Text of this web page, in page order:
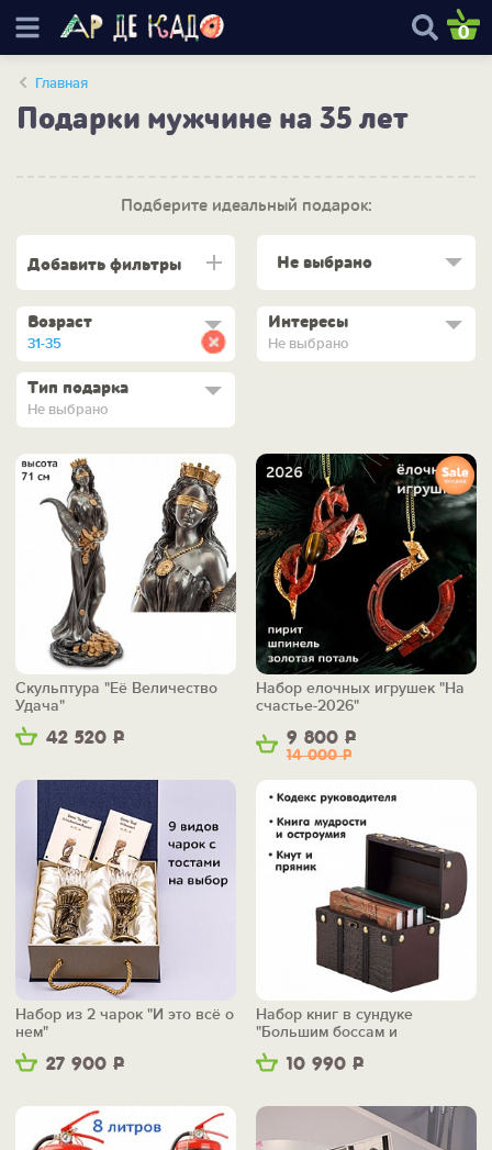
0
Главная
Подарки мужчине на 35 лет
Подберите идеальный подарок:
Добавить фильтры Не выбрано
Возраст
31-35
Интересы
Не выбрано
Тип подарка
Не выбрано
42 520 Р
Скульптура "Её Величество
Удача"
9 800 Р
14 000Р
Набор елочных игрушек "На
счастье-2026"
27 900 Р
Набор из 2 чарок "И это всё о
нем"
10 990 Р
Набор книг в сундуке
"Большим боссам и
маленьким"